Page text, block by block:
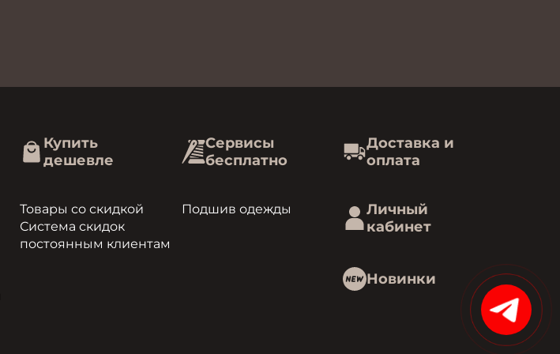
Купить
дешевле
Товары со скидкой
Система скидок
постоянным клиентам
Сервисы
бесплатно
Подшив одежды
Доставка и
оплата
Личный
кабинет
Новинки
15%